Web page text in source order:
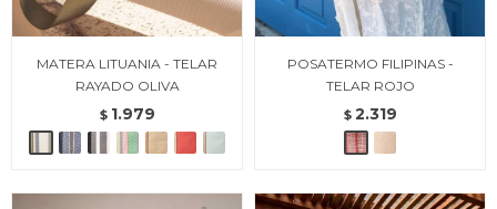
MATERA LITUANIA - TELAR
RAYADO OLIVA
$ 1.979
POSATERMO FILIPINAS -
TELAR ROJO
$ 2.319